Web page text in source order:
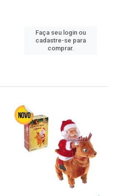
Faça seu login ou
cadastre-se para
comprar.